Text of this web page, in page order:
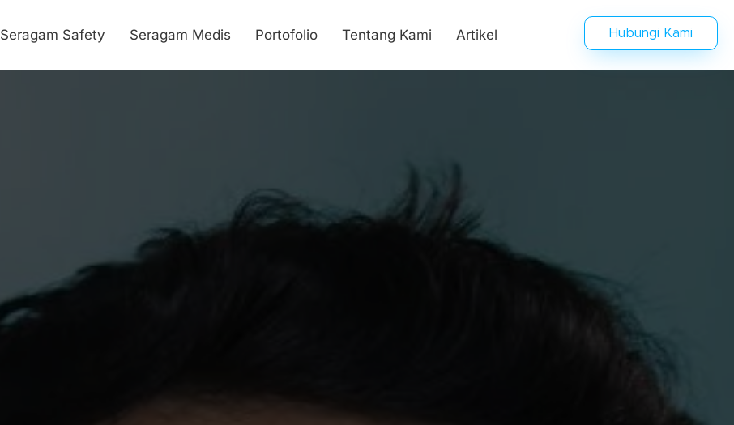
Seragam Safety Seragam Medis Portofolio Tentang Kami Artikel Hubungi Kami